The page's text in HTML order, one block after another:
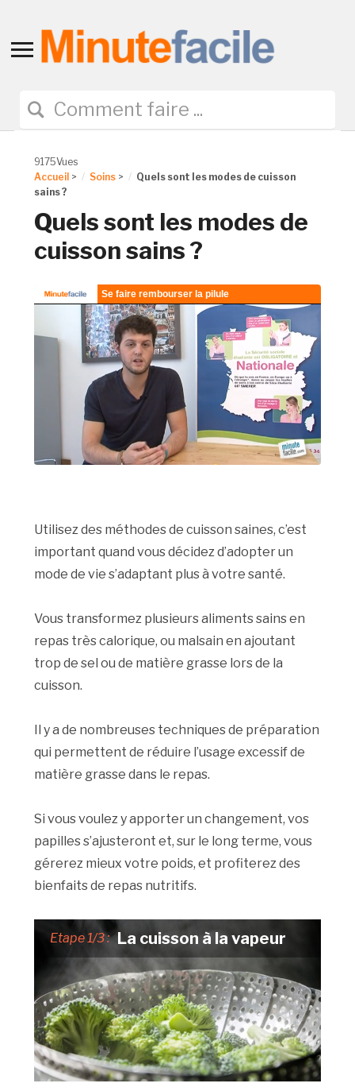
Toggle
navigation
9175Vues
Accueil > Soins >
Quels sont les modes de cuisson
sains ?
Quels sont les modes de
cuisson sains ?
Utilisez des méthodes de cuisson saines, c’est
important quand vous décidez d’adopter un
mode de vie s’adaptant plus à votre santé.
Vous transformez plusieurs aliments sains en
repas très calorique, ou malsain en ajoutant
trop de sel ou de matière grasse lors de la
cuisson.
Il y a de nombreuses techniques de préparation
qui permettent de réduire l’usage excessif de
matière grasse dans le repas.
Si vous voulez y apporter un changement, vos
papilles s’ajusteront et, sur le long terme, vous
gérerez mieux votre poids, et profiterez des
bienfaits de repas nutritifs.
Etape 1/3 : La cuisson à la vapeur